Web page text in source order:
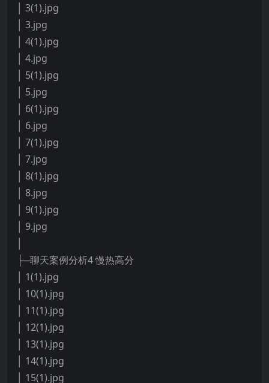
│ 3(1).jpg
│ 3.jpg
│ 4(1).jpg
│ 4.jpg
│ 5(1).jpg
│ 5.jpg
│ 6(1).jpg
│ 6.jpg
│ 7(1).jpg
│ 7.jpg
│ 8(1).jpg
│ 8.jpg
│ 9(1).jpg
│ 9.jpg
├─聊天案例分析4 慢热高分
│ 1(1).jpg
│ 10(1).jpg
│ 11(1).jpg
│ 12(1).jpg
│ 13(1).jpg
│ 14(1).jpg
│ 15(1).jpg